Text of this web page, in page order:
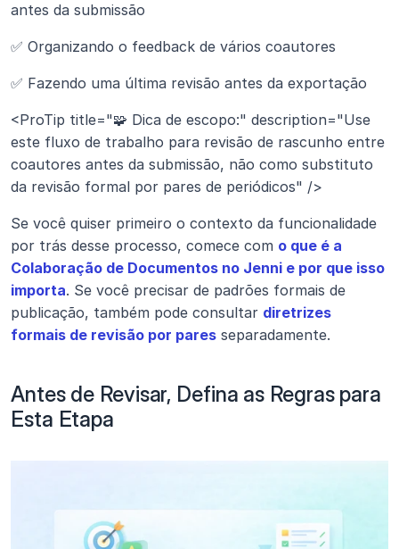
antes da submissão
✅ Organizando o feedback de vários coautores
✅ Fazendo uma última revisão antes da exportação
<ProTip title="🧩 Dica de escopo:" description="Use
este fluxo de trabalho para revisão de rascunho entre
coautores antes da submissão, não como substituto
da revisão formal por pares de periódicos" />
Se você quiser primeiro o contexto da funcionalidade
por trás desse processo, comece com o que é a
Colaboração de Documentos no Jenni e por que isso
importa. Se você precisar de padrões formais de
publicação, também pode consultar diretrizes
formais de revisão por pares separadamente.
Antes de Revisar, Defina as Regras para
Esta Etapa